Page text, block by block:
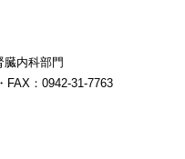
臓内科部門
FAX：0942-31-7763